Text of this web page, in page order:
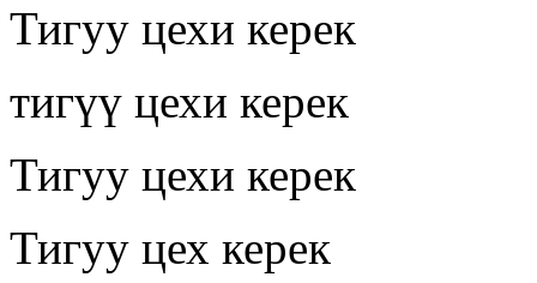
Тигуу цехи керек
тигүү цехи керек
Тигуу цехи керек
Тигуу цех керек